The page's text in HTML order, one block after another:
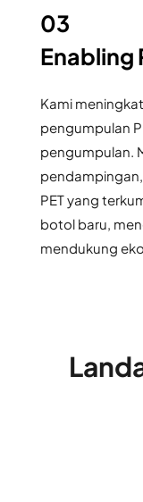
03
Enabling
Kami
pengumpulan
pengumpulan.
PET yang
botol baru,
mendukung